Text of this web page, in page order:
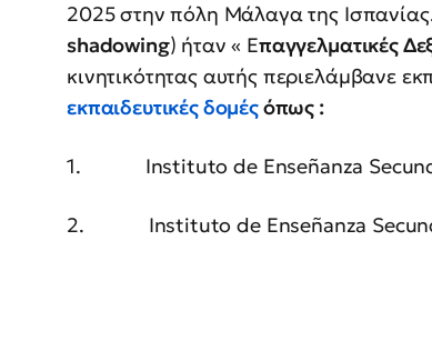
2025 στην πόλη Μάλαγα της
shadowing) ήταν « Επαγγελματικές
κινητικότητας αυτής περιελάμβανε
εκπαιδευτικές δομέςόπως :
1. Instituto de Enseñanza
2. Instituto de Enseñanza